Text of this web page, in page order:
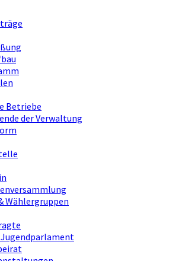
Betriebe
der Verwaltung
Wählergruppen